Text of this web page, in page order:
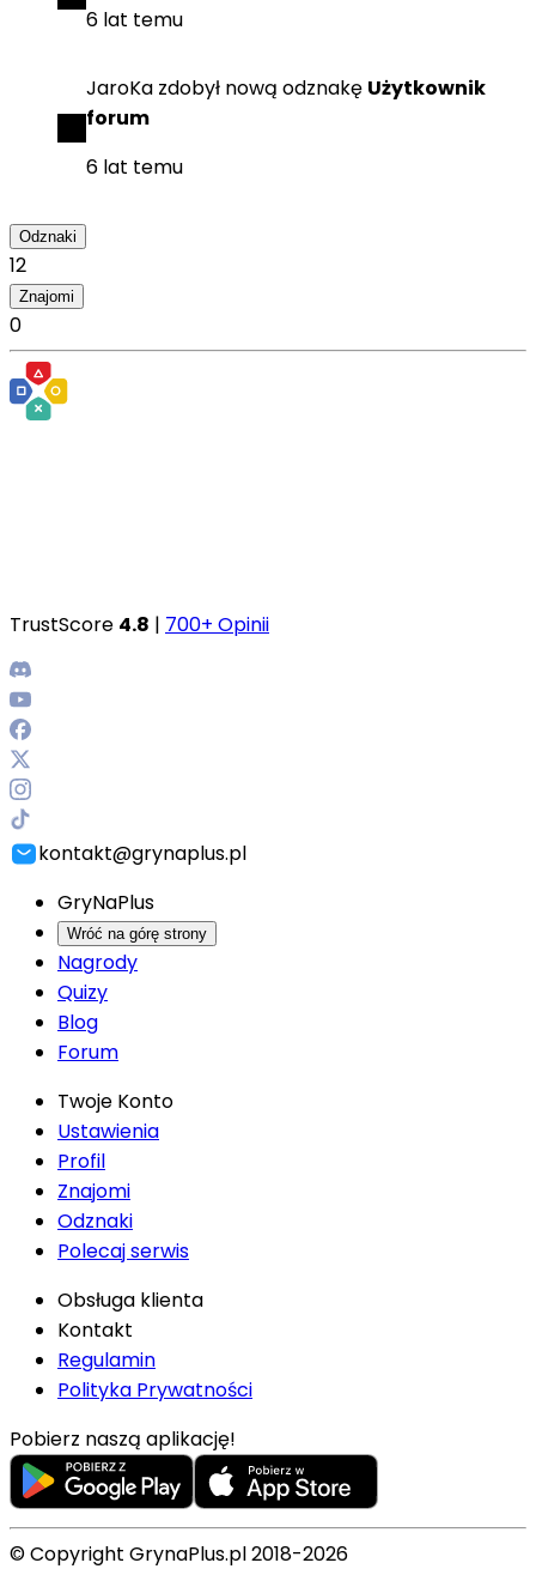
6 lat temu
JaroKa zdobył nową odznakę Użytkownik
forum
6 lat temu
Odznaki
12
Znajomi
0
TrustScore 4.8 | 700+ Opinii
kontakt@grynaplus.pl
GryNaPlus
Wróć na górę strony
Nagrody
Quizy
Blog
Forum
Twoje Konto
Ustawienia
Profil
Znajomi
Odznaki
Polecaj serwis
Obsługa klienta
Kontakt
Regulamin
Polityka Prywatności
Pobierz naszą aplikację!
© Copyright GrynaPlus.pl 2018-2026